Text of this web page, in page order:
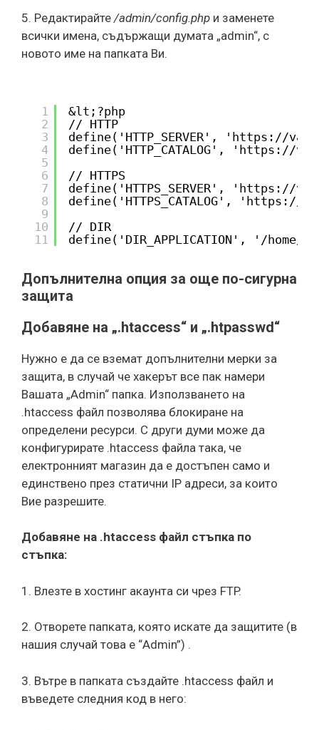
5. Редактирайте /admin/config.php и заменете
всички имена, съдържащи думата „admin“, с
новото име на папката Ви.
1
2
3
4
5
6
7
8
9
10
11
&lt;?php
// HTTP
define('HTTP_SERVER', ' https://
define('HTTP_CATALOG', ' https://
// HTTPS
define('HTTPS_SERVER', ' https://
define('HTTPS_CATALOG', ' https://
// DIR
define('DIR_APPLICATION', '/
Допълнителна опция за още по-сигурна
защита
Добавяне на „.htaccess“ и „.htpasswd“
Нужно е да се вземат допълнителни мерки за
защита, в случай че хакерът все пак намери
Вашата „Admin“ папка. Използването на
.htaccess файл позволява блокиране на
определени ресурси. С други думи може да
конфигурирате .htaccess файла така, че
електронният магазин да е достъпен само и
единствено през статични IP адреси, за които
Вие разрешите.
Добавяне на .htaccess файл стъпка по
стъпка:
1. Влезте в хостинг акаунта си чрез FTP.
2. Отворете папката, която искате да защитите (в
нашия случай това е “Admin”) .
3. Вътре в папката създайте .htaccess файл и
въведете следния код в него: